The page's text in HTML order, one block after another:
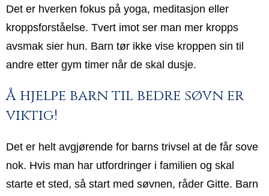
Det er hverken fokus på yoga, meditasjon eller
kroppsforståelse. Tvert imot ser man mer kropps
avsmak sier hun. Barn tør ikke vise kroppen sin til
andre etter gym timer når de skal dusje.
Å hjelpe barn til bedre søvn er
viktig!
Det er helt avgjørende for barns trivsel at de får sove
nok. Hvis man har utfordringer i familien og skal
starte et sted, så start med søvnen, råder Gitte. Barn